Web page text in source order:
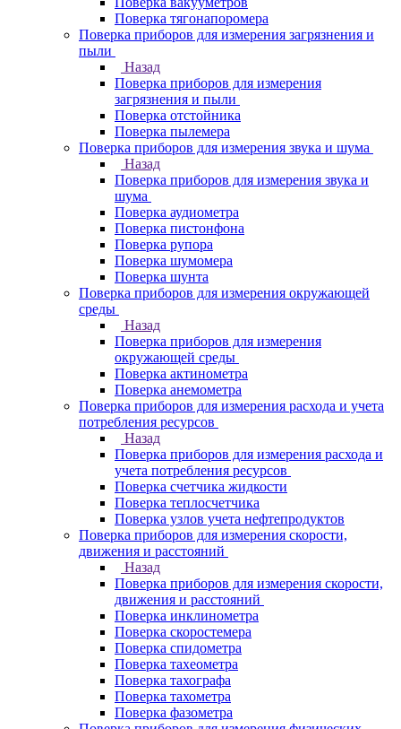
Поверка тягонапоромера
Поверка приборов для измерения загрязнения и
пыли
Назад
Поверка приборов для измерения
загрязнения и пыли
Поверка отстойника
Поверка пылемера
Поверка приборов для измерения звука и шума
Назад
Поверка приборов для измерения звука и
шума
Поверка аудиометра
Поверка пистонфона
Поверка рупора
Поверка шумомера
Поверка шунта
Поверка приборов для измерения окружающей
среды
Назад
Поверка приборов для измерения
окружающей среды
Поверка актинометра
Поверка анемометра
Поверка приборов для измерения расхода и учета
потребления ресурсов
Назад
Поверка приборов для измерения расхода и
учета потребления ресурсов
Поверка счетчика жидкости
Поверка теплосчетчика
Поверка узлов учета нефтепродуктов
Поверка приборов для измерения скорости,
движения и расстояний
Назад
Поверка приборов для измерения скорости,
движения и расстояний
Поверка инклинометра
Поверка скоростемера
Поверка спидометра
Поверка тахеометра
Поверка тахографа
Поверка тахометра
Поверка фазометра